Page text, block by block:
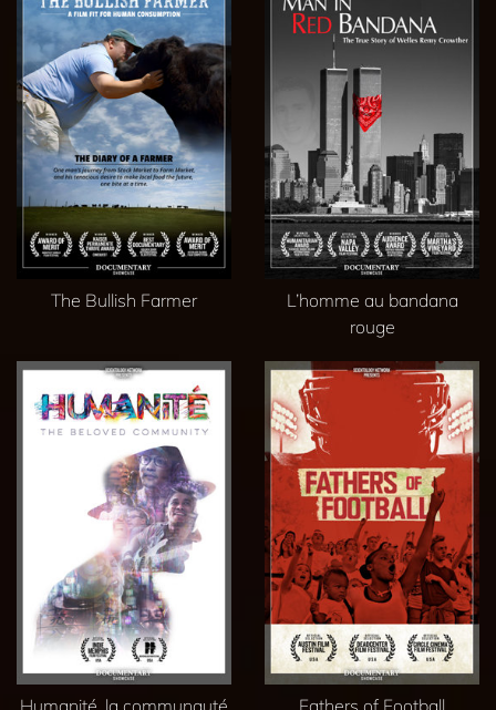
The Bullish Farmer
L’homme au bandana
rouge